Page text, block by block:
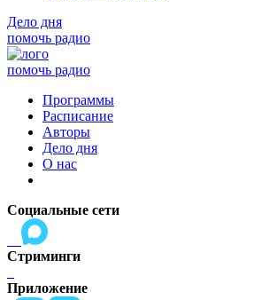
Дело дня
помочь радио
помочь радио
Программы
Расписание
Авторы
Дело дня
О нас
Социальные сети
Стриминги
Приложение